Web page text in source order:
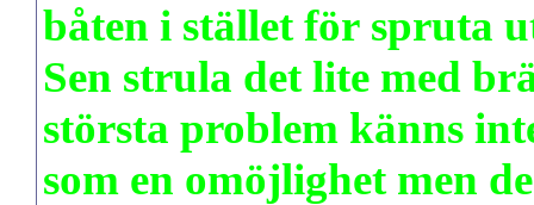
båten i stället för spruta
Sen strula det lite med
största problem känns
som en omöjlighet men